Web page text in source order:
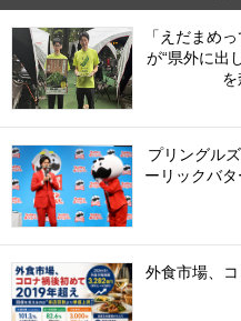
「えだまめ
が“県外に出
プリングル
ーリックバ
外食市場、